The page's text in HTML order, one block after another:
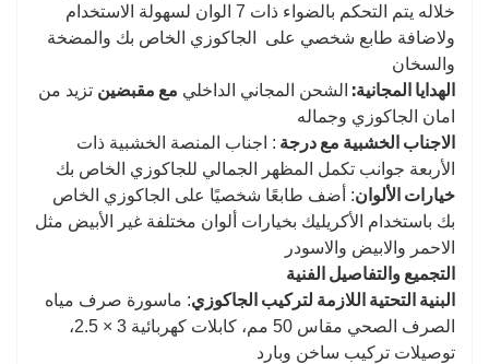
خلاله يتم التحكم بالضواء ذات 7 الوان لسهولة الاستخدام
ولاضافة طابع شخصي على الجاكوزي الخاص بك والمضخة
والسخان
الهدايا المجانية: الشحن المجاني الداخلي مع مقبضين تزيد من
امان الجاكوزي وجماله
الاجناب الخشبية مع درجة : اجناب المنصة الخشبية ذات
الأربعة جوانب تكمل المظهر الجمالي للجاكوزي الخاص بك
خيارات الألوان: أضف طابعًا شخصيًا على الجاكوزي الخاص
بك باستخدام الأكريليك بخيارات ألوان مختلفة غير الأبيض مثل
الاحمر والابيض والاسودر
التجميع والتفاصيل الفنية
البنية التحتية اللازمة لتركيب الجاكوزي: ماسورة صرف مياه
الصرف الصحي مقاس 50 مم، كابلات كهربائية 3 × 2.5،
توصيلات تركيب ساخن وبارد